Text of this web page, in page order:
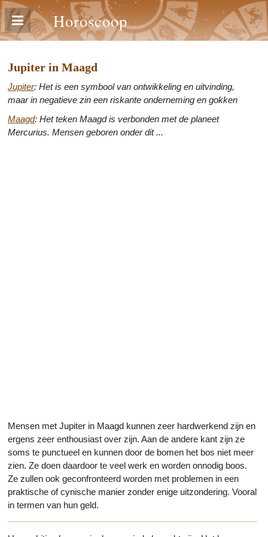
Horoscoop
Jupiter in Maagd
Jupiter: Het is een symbool van ontwikkeling en uitvinding,
maar in negatieve zin een riskante onderneming en gokken
Maagd: Het teken Maagd is verbonden met de planeet
Mercurius. Mensen geboren onder dit ...
Mensen met Jupiter in Maagd kunnen zeer hardwerkend zijn en
ergens zeer enthousiast over zijn. Aan de andere kant zijn ze
soms te punctueel en kunnen door de bomen het bos niet meer
zien. Ze doen daardoor te veel werk en worden onnodig boos.
Ze zullen ook geconfronteerd worden met problemen in een
praktische of cynische manier zonder enige uitzondering. Vooral
in termen van hun geld.